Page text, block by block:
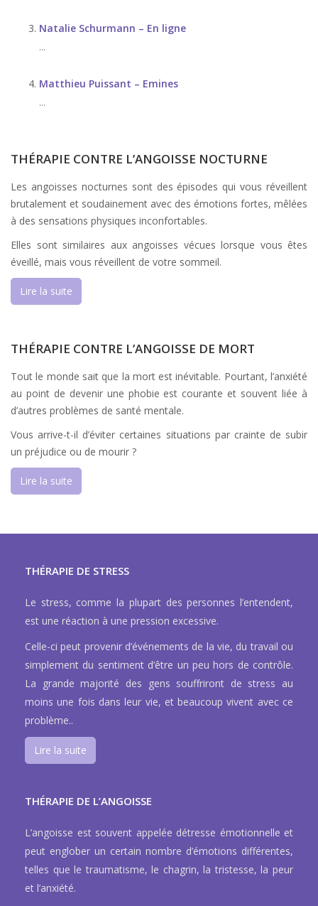
Natalie Schurmann – En ligne
...
Matthieu Puissant – Emines
...
THÉRAPIE CONTRE L’ANGOISSE NOCTURNE
Les angoisses nocturnes sont des épisodes qui vous réveillent
brutalement et soudainement avec des émotions fortes, mêlées
à des sensations physiques inconfortables.
Elles sont similaires aux angoisses vécues lorsque vous êtes
éveillé, mais vous réveillent de votre sommeil.
Lire la suite
THÉRAPIE CONTRE L’ANGOISSE DE MORT
Tout le monde sait que la mort est inévitable. Pourtant, l’anxiété
au point de devenir une phobie est courante et souvent liée à
d’autres problèmes de santé mentale.
Vous arrive-t-il d’éviter certaines situations par crainte de subir
un préjudice ou de mourir ?
Lire la suite
THÉRAPIE DE STRESS
Le stress, comme la plupart des personnes l’entendent,
est une réaction à une pression excessive.
Celle-ci peut provenir d’événements de la vie, du travail ou
simplement du sentiment d’être un peu hors de contrôle.
La grande majorité des gens souffriront de stress au
moins une fois dans leur vie, et beaucoup vivent avec ce
problème..
Lire la suite
THÉRAPIE DE L’ANGOISSE
L’angoisse est souvent appelée détresse émotionnelle et
peut englober un certain nombre d’émotions différentes,
telles que le traumatisme, le chagrin, la tristesse, la peur
et l’anxiété.